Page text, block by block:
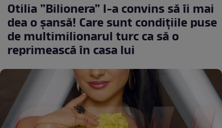
Otilia ”Bilionera” l-a convins să îi mai
dea o șansă! Care sunt condițiile puse
de multimilionarul turc ca să o
reprimească în casa lui